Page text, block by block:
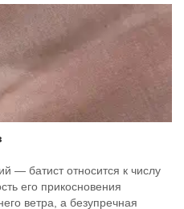
— батист относится к числу
его прикосновения
ветра, а безупречная